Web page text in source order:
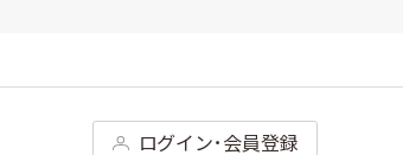
ログイン･会員登録